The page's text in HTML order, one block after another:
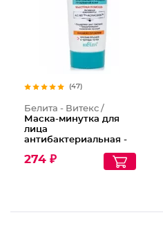
(47)
Белита - Витекс /
Маска-минутка для
лица
антибактериальная -
274 ₽